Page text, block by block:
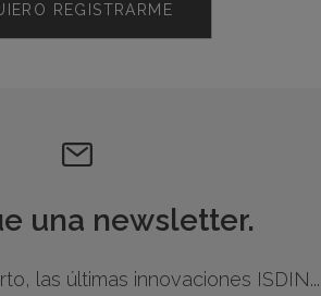
REGISTRARME
una newsletter.
las últimas innovaciones ISDIN...